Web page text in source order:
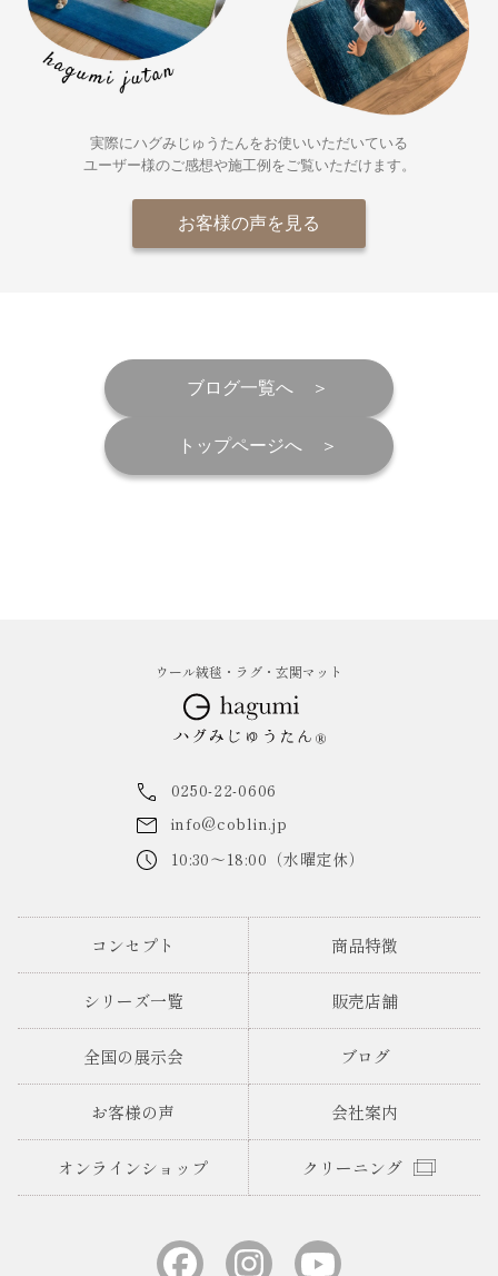
実際にハグみじゅうたんをお使いいただいている
ユーザー様のご感想や施工例をご覧いただけます。
お客様の声を見る
ブログ一覧へ
トップページへ
ウール絨毯・ラグ・玄関マット
0250-22-0606
info@coblin.jp
10:30～18:00（水曜定休）
コンセプト 商品特徴
シリーズ一覧 販売店舗
全国の展示会 ブログ
お客様の声 会社案内
オンラインショップ クリーニング